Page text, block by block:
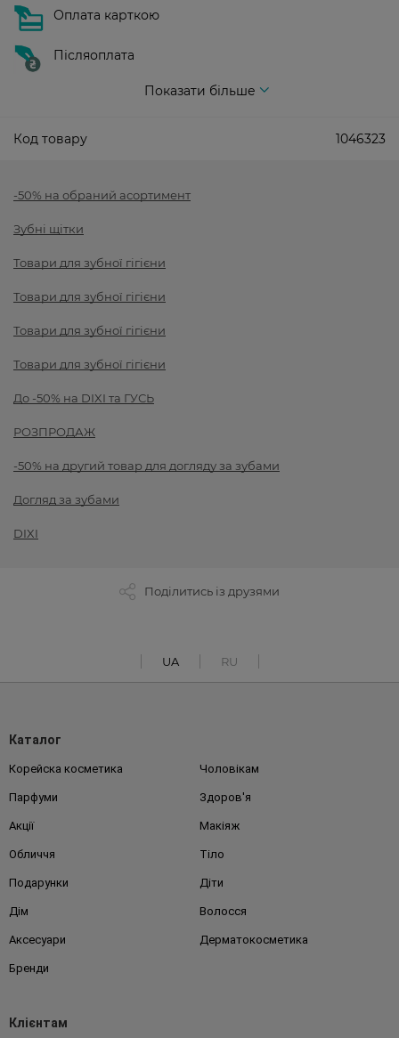
Оплата карткою
Післяоплата
Показати більше
Код товару 1046323
-50% на обраний асортимент
Зубні щітки
Товари для зубної гігієни
Товари для зубної гігієни
Товари для зубної гігієни
Товари для зубної гігієни
До -50% на DIXI та ГУСЬ
РОЗПРОДАЖ
-50% на другий товар для догляду за зубами
Догляд за зубами
DIXI
Поділитись із друзями
UA RU
Каталог
Корейска косметика Чоловікам
Парфуми Здоров'я
Акції Макіяж
Обличчя Тіло
Подарунки Діти
Дім Волосся
Аксесуари Дерматокосметика
Бренди
Клієнтам